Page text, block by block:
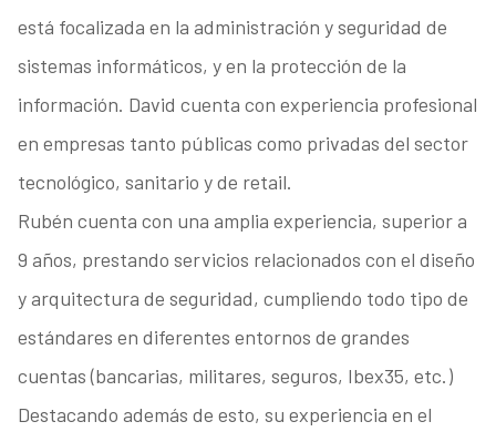
está focalizada en la administración y seguridad de
sistemas informáticos, y en la protección de la
información. David cuenta con experiencia profesional
en empresas tanto públicas como privadas del sector
tecnológico, sanitario y de retail.
Rubén cuenta con una amplia experiencia, superior a
9 años, prestando servicios relacionados con el diseño
y arquitectura de seguridad, cumpliendo todo tipo de
estándares en diferentes entornos de grandes
cuentas (bancarias, militares, seguros, Ibex35, etc.)
Destacando además de esto, su experiencia en el